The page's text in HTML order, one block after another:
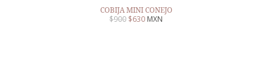
COBIJA MINI CONEJO
$900 $630 MXN